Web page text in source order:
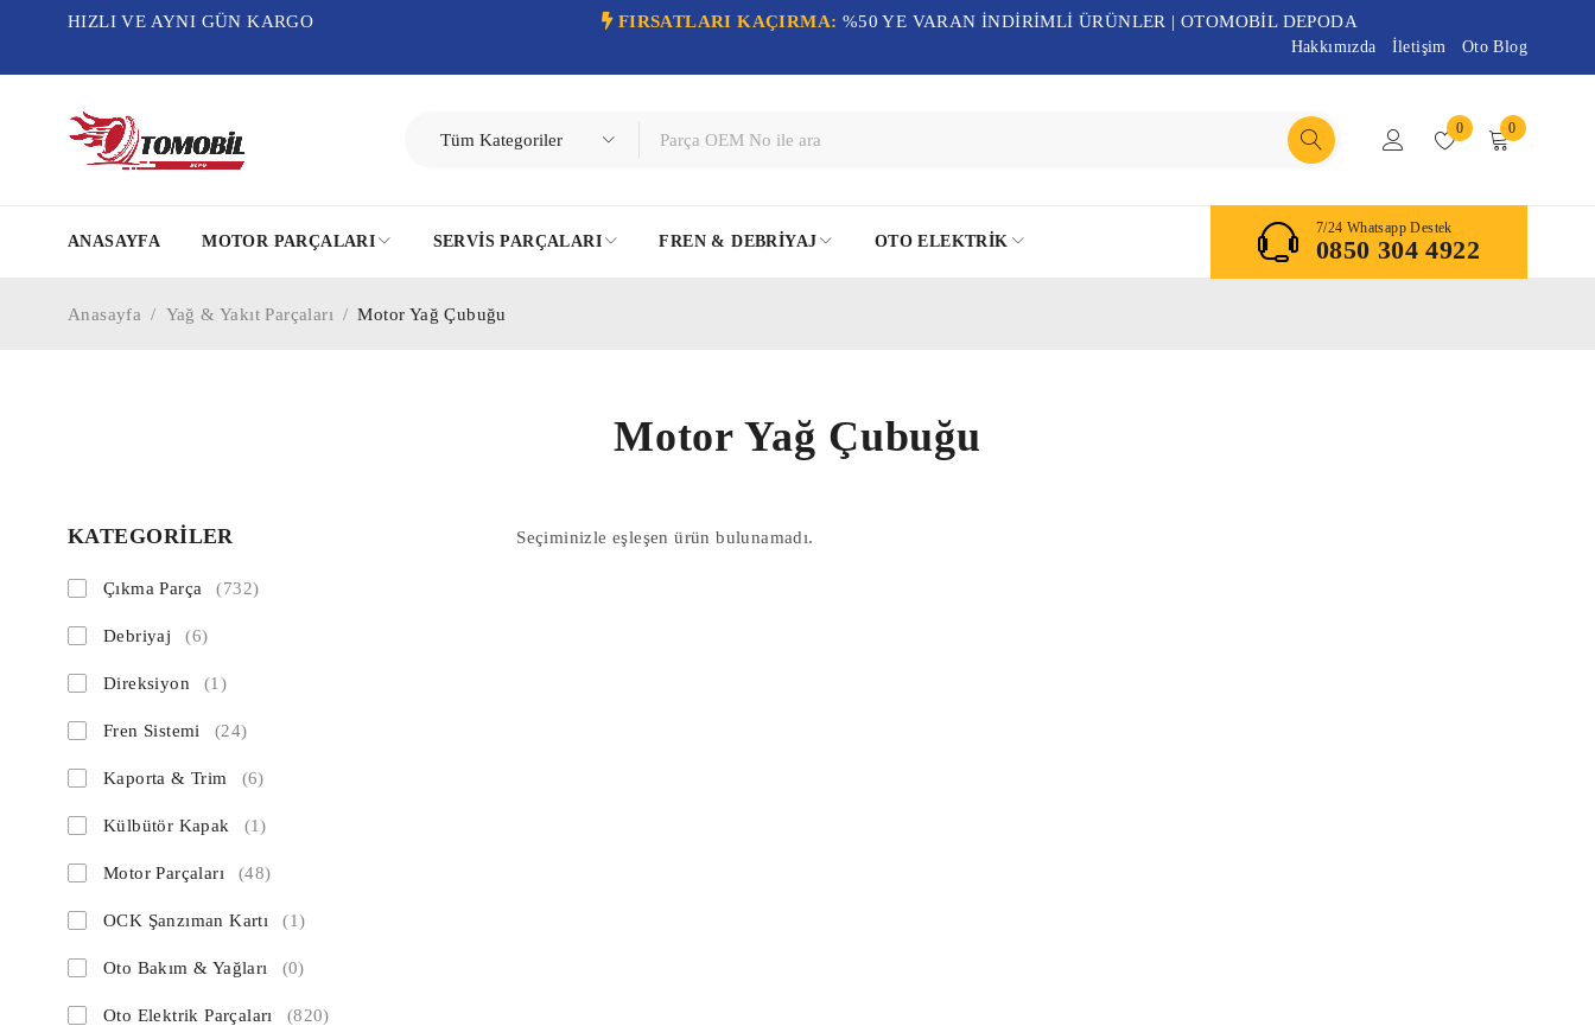
HIZLI VE AYNI GÜN KARGO FIRSATLARI KAÇIRMA: %50 YE VARAN İNDİRİMLİ ÜRÜNLER | OTOMOBİL DEPODA
Hakkımızda İletişim Oto Blog
0 0
ANASAYFA MOTOR PARÇALARI SERVIS PARÇALARI FREN & DEBRIYAJ OTO ELEKTRIK
7/24 Whatsapp Destek
0850 304 4922
Motor Yağ Çubuğu
Anasayfa / Yağ & Yakıt Parçaları / Motor Yağ Çubuğu
KATEGORİLER
Çıkma Parça (732)
Debriyaj (6)
Direksiyon (1)
Fren Sistemi (24)
Kaporta & Trim (6)
Külbütör Kapak (1)
Motor Parçaları (48)
OCK Şanzıman Kartı (1)
Oto Bakım & Yağları (0)
Oto Elektrik Parçaları (820)
Seçiminizle eşleşen ürün bulunamadı.